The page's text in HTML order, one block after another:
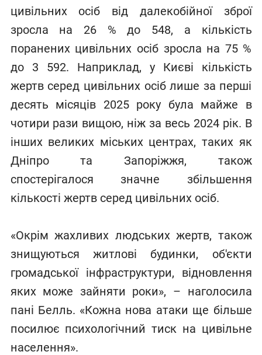
цивільних осіб від далекобійної зброї
зросла на 26 % до 548, а кількість
поранених цивільних осіб зросла на 75 %
до 3 592. Наприклад, у Києві кількість
жертв серед цивільних осіб лише за перші
десять місяців 2025 року була майже в
чотири рази вищою, ніж за весь 2024 рік. В
інших великих міських центрах, таких як
Дніпро та Запоріжжя, також
спостерігалося значне збільшення
кількості жертв серед цивільних осіб.
«Окрім жахливих людських жертв, також
знищуються житлові будинки, об'єкти
громадської інфраструктури, відновлення
яких може зайняти роки», – наголосила
пані Белль. «Кожна нова атаки ще більше
посилює психологічний тиск на цивільне
населення».